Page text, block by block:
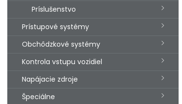
Príslušenstvo
Prístupové systémy
Obchôdzkové systémy
Kontrola vstupu vozidiel
Napájacie zdroje
Špeciálne